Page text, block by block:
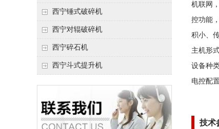
西宁锤式破碎机
西宁对辊破碎机
西宁碎石机
西宁斗式提升机
机联网
控功能
积小、
主机形
设备种
电控配
技术